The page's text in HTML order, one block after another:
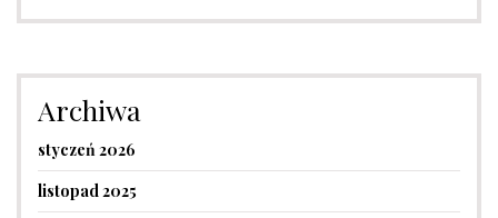
Archiwa
styczeń 2026
listopad 2025